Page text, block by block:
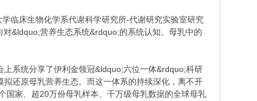
临床生物化学系代谢科学研究所-代谢研究实验室研究
&ldquo;营养生态系统&rdquo;的系统认知。母乳中的
系统分享了伊利金领冠&ldquo;六位一体&rdquo;科研
还原母乳营养生态。而这一体系的持续深化，离不开
国家、超20万份母乳样本、千万级母乳数据的全球母乳